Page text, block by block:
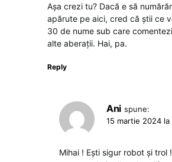
Așa crezi tu? Dacă e să
apărute pe aici, cred că știi ce
30 de nume sub care
alte aberații. Hai, pa.
Reply
Ani spune:
15 martie 2024 la
Mihai ! Ești sigur robot și trol